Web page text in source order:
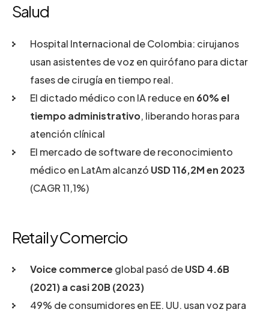
Salud
Hospital Internacional de Colombia: cirujanos
usan asistentes de voz en quirófano para dictar
fases de cirugía en tiempo real.
El dictado médico con IA reduce en 60% el
tiempo administrativo, liberando horas para
atención clínicaI
El mercado de software de reconocimiento
médico en LatAm alcanzó USD 116,2M en 2023
(CAGR 11,1%)
Retail y Comercio
Voice commerce global pasó deUSD 4.6B
(2021) a casi 20B (2023)
49% de consumidores en EE. UU. usan voz para